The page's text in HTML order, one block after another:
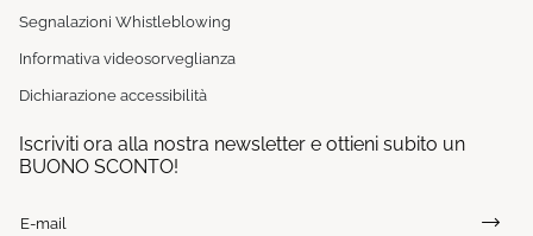
Segnalazioni Whistleblowing
Informativa videosorveglianza
Dichiarazione accessibilità
Iscriviti ora alla nostra newsletter e ottieni subito un
BUONO SCONTO!
E-mail